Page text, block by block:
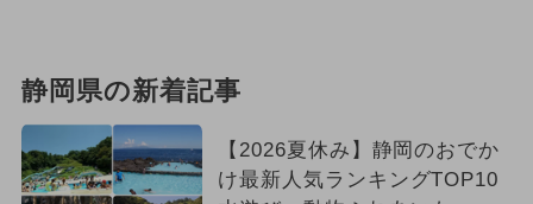
静岡県の新着記事
【2026夏休み】静岡のおでか
け最新人気ランキングTOP10